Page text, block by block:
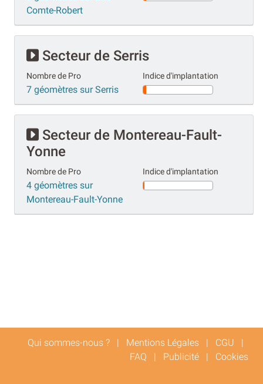
Comte-Robert
Secteur de Serris
Nombre de Pro
7 géomètres sur Serris
Indice d'implantation
Secteur de Montereau-Fault-
Yonne
Nombre de Pro
4 géomètres sur
Montereau-Fault-Yonne
Indice d'implantation
Qui sommes-nous ? | Mentions Légales | CGU |
FAQ | Publicité | Cookies